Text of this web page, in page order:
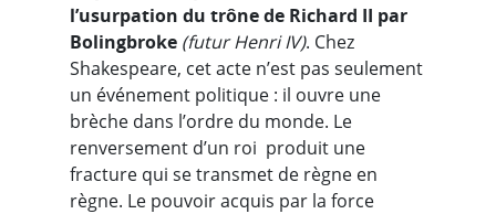
l’usurpation du trône de Richard II par
Bolingbroke (futur Henri IV). Chez
Shakespeare, cet acte n’est pas seulement
un événement politique : il ouvre une
brèche dans l’ordre du monde. Le
renversement d’un roi produit une
fracture qui se transmet de règne en
règne. Le pouvoir acquis par la force